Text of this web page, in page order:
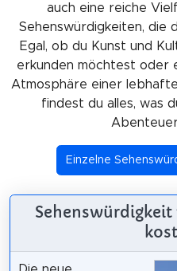
auch eine reiche
Sehenswürdigkeiten, die
Egal, ob du Kunst und
erkunden möchtest oder
Atmosphäre einer
findest du alles, was
Einzelne
Sehenswürdigkeit